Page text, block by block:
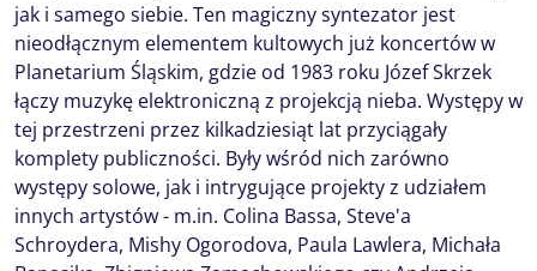
jak i samego siebie. Ten magiczny syntezator jest
nieodłącznym elementem kultowych już koncertów w
Planetarium Śląskim, gdzie od 1983 roku Józef Skrzek
łączy muzykę elektroniczną z projekcją nieba. Występy w
tej przestrzeni przez kilkadziesiąt lat przyciągały
komplety publiczności. Były wśród nich zarówno
występy solowe, jak i intrygujące projekty z udziałem
innych artystów - m.in. Colina Bassa, Steve'a
Schroydera, Mishy Ogorodova, Paula Lawlera, Michała